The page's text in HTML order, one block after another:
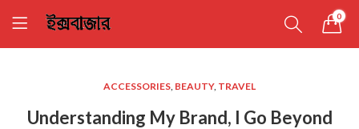
0
ACCESSORIES, BEAUTY, TRAVEL
Understanding My Brand, I Go Beyond